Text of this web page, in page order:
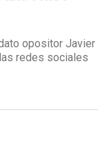
opositor Javier
redes sociales